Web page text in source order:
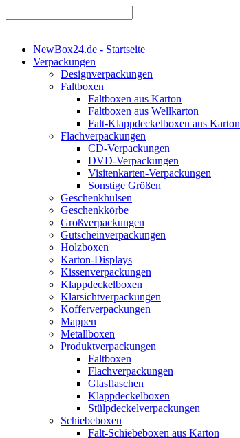
NewBox24.de - Startseite
Verpackungen
Designverpackungen
Faltboxen
Faltboxen aus Karton
Faltboxen aus Wellkarton
Falt-Klappdeckelboxen aus Karton
Flachverpackungen
CD-Verpackungen
DVD-Verpackungen
Visitenkarten-Verpackungen
Sonstige Größen
Geschenkhülsen
Geschenkkörbe
Großverpackungen
Gutscheinverpackungen
Holzboxen
Karton-Displays
Kissenverpackungen
Klappdeckelboxen
Klarsichtverpackungen
Kofferverpackungen
Mappen
Metallboxen
Produktverpackungen
Faltboxen
Flachverpackungen
Glasflaschen
Klappdeckelboxen
Stülpdeckelverpackungen
Schiebeboxen
Falt-Schiebeboxen aus Karton